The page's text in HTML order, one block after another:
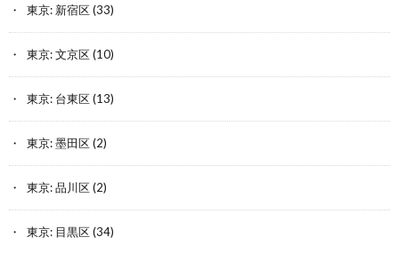
東京: 新宿区(33)
東京: 文京区(10)
東京: 台東区(13)
東京: 墨田区(2)
東京: 品川区(2)
東京: 目黒区(34)